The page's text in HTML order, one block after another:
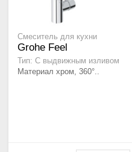
Смеситель для кухни
Grohe Feel
Тип: С выдвижным изливом
Материал хром, 360°..